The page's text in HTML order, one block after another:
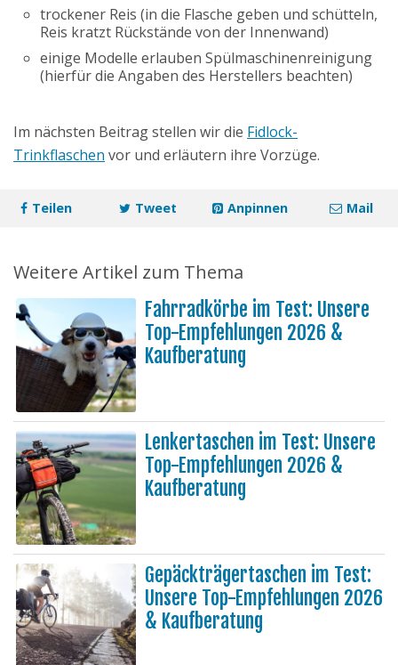
trockener Reis (in die Flasche geben und schütteln,
Reis kratzt Rückstände von der Innenwand)
einige Modelle erlauben Spülmaschinenreinigung
(hierfür die Angaben des Herstellers beachten)
Im nächsten Beitrag stellen wir die Fidlock-
Trinkflaschen vor und erläutern ihre Vorzüge.
Teilen Tweet Anpinnen Mail
Weitere Artikel zum Thema
Fahrradkörbe im Test: Unsere
Top-Empfehlungen 2026 &
Kaufberatung
Lenkertaschen im Test: Unsere
Top-Empfehlungen 2026 &
Kaufberatung
Gepäckträgertaschen im Test:
Unsere Top-Empfehlungen 2026
& Kaufberatung